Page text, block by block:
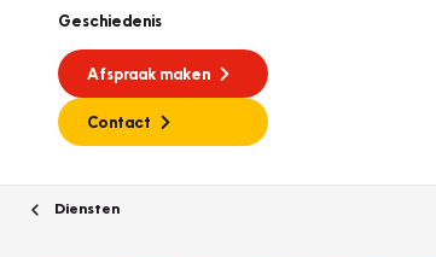
Geschiedenis
Afspraak maken
Contact
Diensten